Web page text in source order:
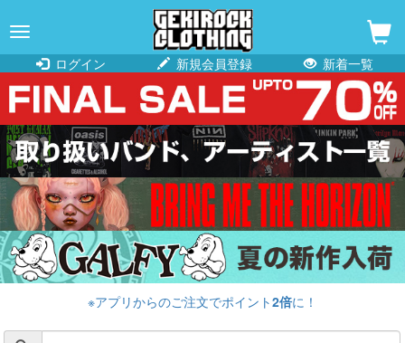
navigation
ログイン
新規会員登録 新着一覧
※アプリからのご注文でポイント2倍に！